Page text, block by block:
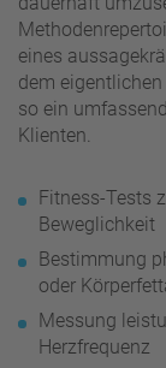
eines
dem
so ein
Klienten.
Fitness-Tests
Beweglichkeit
Bestimmung
oder
Messung
Herzfrequenz